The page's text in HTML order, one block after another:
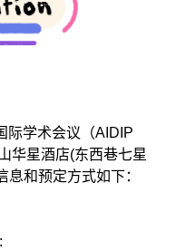
际学术会议（AIDIP
华星酒店(东西巷七星
和预定方式如下：